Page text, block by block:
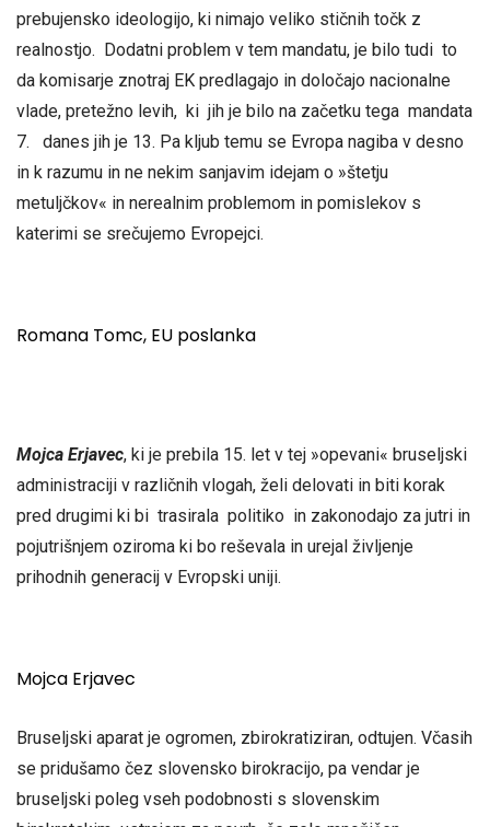
prebujensko ideologijo, ki nimajo veliko stičnih točk z
realnostjo. Dodatni problem v tem mandatu, je bilo tudi to
da komisarje znotraj EK predlagajo in določajo nacionalne
vlade, pretežno levih, ki jih je bilo na začetku tega mandata
7. danes jih je 13. Pa kljub temu se Evropa nagiba v desno
in k razumu in ne nekim sanjavim idejam o »štetju
metuljčkov« in nerealnim problemom in pomislekov s
katerimi se srečujemo Evropejci.
Romana Tomc, EU poslanka
Mojca Erjavec, ki je prebila 15. let v tej »opevani« bruseljski
administraciji v različnih vlogah, želi delovati in biti korak
pred drugimi ki bi trasirala politiko in zakonodajo za jutri in
pojutrišnjem oziroma ki bo reševala in urejal življenje
prihodnih generacij v Evropski uniji.
Mojca Erjavec
Bruseljski aparat je ogromen, zbirokratiziran, odtujen. Včasih
se pridušamo čez slovensko birokracijo, pa vendar je
bruseljski poleg vseh podobnosti s slovenskim